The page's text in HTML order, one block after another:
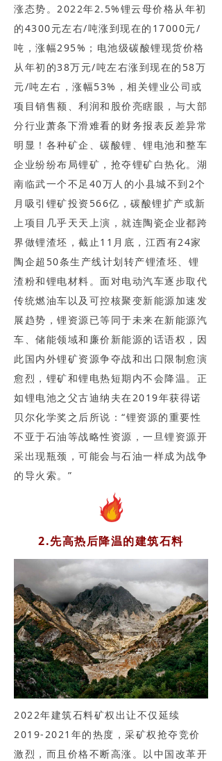
涨态势。2022年2.5%锂云母价格从年初
的4300元左右/吨涨到现在的17000元/
吨，涨幅295%；电池级碳酸锂现货价格
从年初的38万元/吨左右涨到现在的58万
元/吨左右，涨幅53%，相关锂业公司或
项目销售额、利润和股价亮瞎眼，与大部
分行业萧条下滑难看的财务报表反差异常
明显！各种矿企、碳酸锂、锂电池和整车
企业纷纷布局锂矿，抢夺锂矿白热化。湖
南临武一个不足40万人的小县城不到2个
月吸引锂矿投资566亿，碳酸锂扩产或新
上项目几乎天天上演，就连陶瓷企业都跨
界做锂渣坯，截止11月底，江西有24家
陶企超50条生产线计划转产锂渣坯、锂
渣粉和锂电材料。面对电动汽车逐步取代
传统燃油车以及可控核聚变新能源加速发
展趋势，锂资源已等同于未来在新能源汽
车、储能领域和廉价新能源的话语权，因
此国内外锂矿资源争夺战和出口限制愈演
愈烈，锂矿和锂电热短期内不会降温。正
如锂电池之父古迪纳夫在2019年获得诺
贝尔化学奖之后所说：“锂资源的重要性
不亚于石油等战略性资源，一旦锂资源开
采出现瓶颈，可能会与石油一样成为战争
的导火索。”
2.先高热后降温的建筑石料
2022年建筑石料矿权出让不仅延续
2019-2021年的热度，采矿权抢夺竞价
激烈，而且价格不断高涨。以中国改革开